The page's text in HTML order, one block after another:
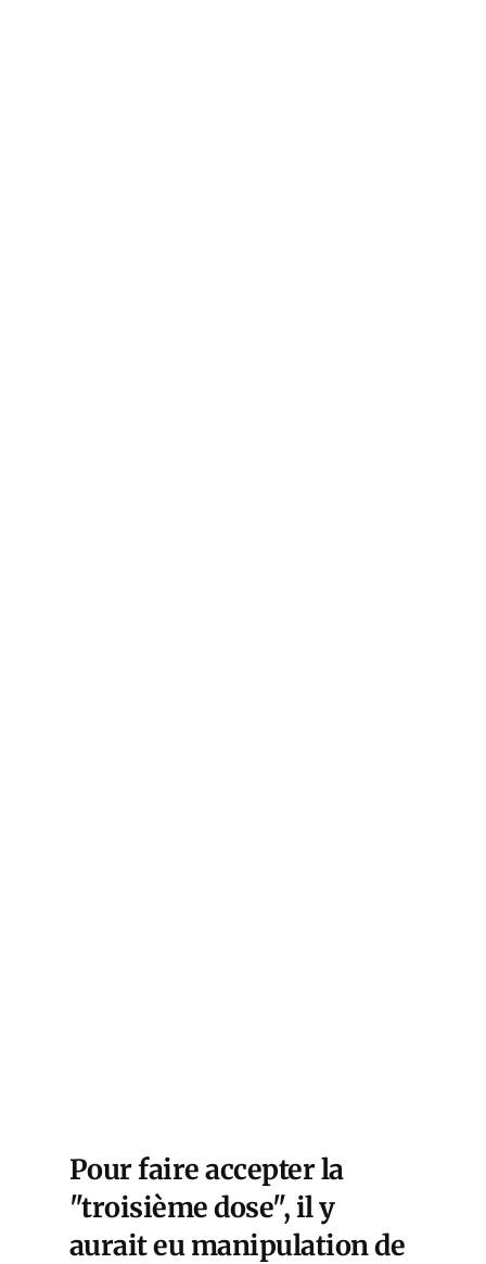
Pour faire accepter la
"troisième dose", il y
aurait eu manipulation de